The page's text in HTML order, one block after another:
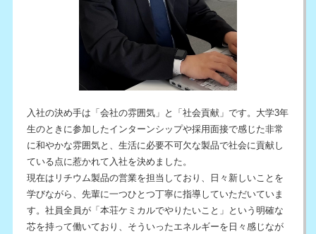
入社の決め手は「会社の雰囲気」と「社会貢献」です。大学3年
生のときに参加したインターンシップや採用面接で感じた非常
に和やかな雰囲気と、生活に必要不可欠な製品で社会に貢献し
ている点に惹かれて入社を決めました。
現在はリチウム製品の営業を担当しており、日々新しいことを
学びながら、先輩に一つひとつ丁寧に指導していただいていま
す。社員全員が「本荘ケミカルでやりたいこと」という明確な
芯を持って働いており、そういったエネルギーを日々感じなが